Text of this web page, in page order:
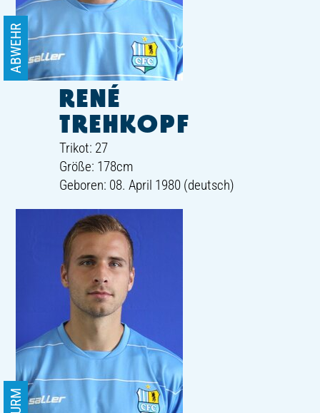
RENÉ
TREHKOPF
ABWEHR
Trikot: 27
Größe: 178cm
Geboren: 08. April 1980 (deutsch)